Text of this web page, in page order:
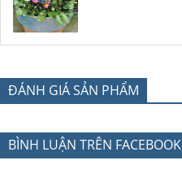
ĐÁNH GIÁ SẢN PHẨM
BÌNH LUẬN TRÊN FACEBOOK